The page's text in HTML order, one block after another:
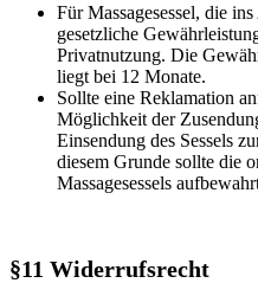
Für Massagesessel, die
gesetzliche
Privatnutzung. Die
liegt bei 12 Monate.
Sollte eine Reklamation
Möglichkeit der
Einsendung des Sessels
diesem Grunde sollte die
Massagesessels
§11 Widerrufsrecht